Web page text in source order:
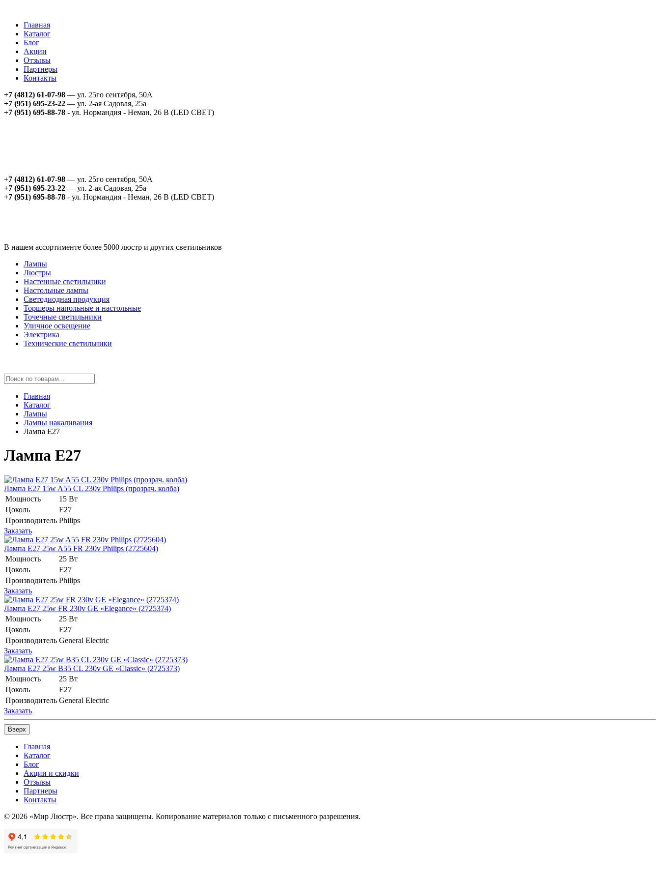
Главная
Каталог
Блог
Акции
Отзывы
Партнеры
Контакты
+7 (4812) 61-07-98 — ул. 25го сентября, 50А
+7 (951) 695-23-22 — ул. 2-ая Садовая, 25а
+7 (951) 695-88-78 - ул. Нормандия - Неман, 26 В (LED СВЕТ)
+7 (4812) 61-07-98 — ул. 25го сентября, 50А
+7 (951) 695-23-22 — ул. 2-ая Садовая, 25а
+7 (951) 695-88-78 - ул. Нормандия - Неман, 26 В (LED СВЕТ)
В нашем ассортименте более 5000 люстр и других светильников
Лампы
Люстры
Настенные светильники
Настольные лампы
Светодиодная продукция
Торшеры напольные и настольные
Точечные светильники
Уличное освещение
Электрика
Технические светильники
Главная
Каталог
Лампы
Лампы накаливания
Лампа E27
Лампа E27
Лампа E27 15w A55 CL 230v Philips (прозрач. колба)
Мощность
15 Вт
Цоколь
Е27
Производитель Philips
Заказать
Лампа E27 25w A55 FR 230v Philips (2725604)
Мощность
25 Вт
Цоколь
E27
Производитель Philips
Заказать
Лампа E27 25w FR 230v GE «Elegance» (2725374)
Мощность
25 Вт
Цоколь
E27
Производитель General Electric
Заказать
Лампа E27 25w B35 CL 230v GE «Classic» (2725373)
Мощность
25 Вт
Цоколь
E27
Производитель General Electric
Заказать
Вверх
Главная
Каталог
Блог
Акции и скидки
Отзывы
Партнеры
Контакты
© 2026 «Мир Люстр». Все права защищены. Копирование материалов только с письменного разрешения.